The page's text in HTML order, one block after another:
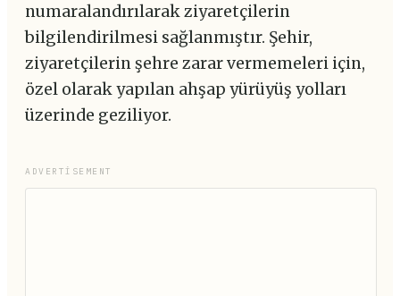
numaralandırılarak ziyaretçilerin
bilgilendirilmesi sağlanmıştır. Şehir,
ziyaretçilerin şehre zarar vermemeleri için,
özel olarak yapılan ahşap yürüyüş yolları
üzerinde geziliyor.
ADVERTISEMENT